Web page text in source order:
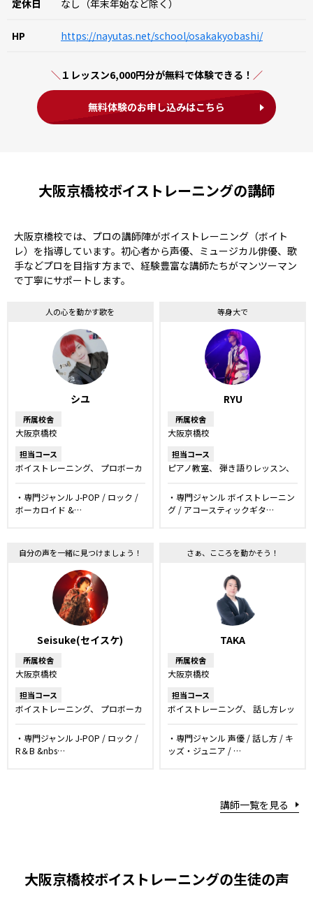
定休日 なし（年末年始など除く）
HP https://nayutas.net/school/osakakyobashi/
１レッスン6,000円分が無料で体験できる！
無料体験のお申し込みはこちら
大阪京橋校ボイストレーニングの講師
大阪京橋校では、プロの講師陣がボイストレーニング（ボイト
レ）を指導しています。初心者から声優、ミュージカル俳優、歌
手などプロを目指す方まで、経験豊富な講師たちがマンツーマン
で丁寧にサポートします。
人の心を動かす歌を
シユ
所属校舎
大阪京橋校
担当コース
ボイストレーニング
プロボーカ
・専門ジャンル J-POP / ロック /
ボーカロイド &…
等身大で
RYU
所属校舎
大阪京橋校
担当コース
ピアノ教室
弾き語りレッスン
スティックギター教室
エレキギ
ター教室
DTM・作詞作曲レッス
ン
キッズ・ジュニア楽器コー
・専門ジャンル ボイストレーニン
グ / アコースティックギタ…
自分の声を一緒に見つけましょう！
Seisuke(セイスケ)
所属校舎
大阪京橋校
担当コース
ボイストレーニング
プロボーカ
弾き語りレッスン
DTM・作詞作
曲レッスン
・専門ジャンル J-POP / ロック /
R＆B &nbs…
さぁ、こころを動かそう！
TAKA
所属校舎
大阪京橋校
担当コース
ボイストレーニング
話し方レッ
ュニアコース
・専門ジャンル 声優 / 話し方 / キ
ッズ・ジュニア / …
講師一覧を見る
大阪京橋校ボイストレーニングの生徒の声